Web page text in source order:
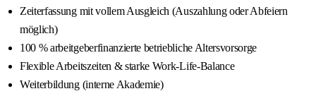
Zeiterfassung mit vollem Ausgleich (Auszahlung oder Abfeiern
möglich)
100 % arbeitgeberfinanzierte betriebliche Altersvorsorge
Flexible Arbeitszeiten & starke Work-Life-Balance
Weiterbildung (interne Akademie)